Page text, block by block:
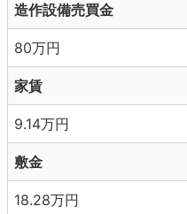
造作設備売買金
80万円
家賃
9.14万円
敷金
18.28万円